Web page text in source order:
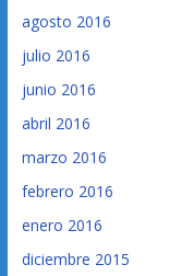
agosto 2016
julio 2016
junio 2016
abril 2016
marzo 2016
febrero 2016
enero 2016
diciembre 2015